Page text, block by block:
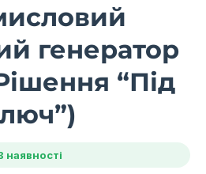
генератор
“Під
наявності